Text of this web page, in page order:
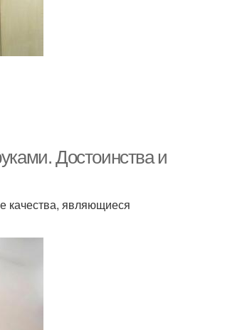
Достоинства и
качества, являющиеся